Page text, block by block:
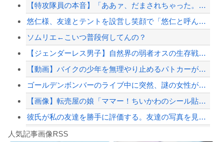
【画像】元暴走族のヤンキー女子高生が「可愛すぎるｗｗｗｗ」ﾊﾟｼｬ!!⇒
【速報】熊本県知事「報道に強い不満・苦情が寄せられている」→TBSの報道特集がま...
【配信者】「金バエ」のSNS更新が1週間途絶え、様々な憶測が飛び交う。1週間ぶり...
【緊急速報】NYで警官が黒人男性の首を絞め、暴動第二波不可避へ
Powered by livedoor 相互RSS
【特攻隊員の本音】「ああァ、だまされちゃった。今度生れる時はアメリカへ生れるぞ」...
悠仁様、友達とテントを設営し笑顔で「悠仁と呼んで」ｗｗｗｗｗｗｗｗ
ソムリエ←こいつ普段何してんの？
【ジェンダーレス男子】自然界の弱者オスの生存戦略がこちらです‥‥
【動画】バイクの少年を無理やり止めるパトカーが怖いｗｗｗｗ
ゴールデンボンバーのライブ中に突然、謎の女性がカンペを持って、ステージ上に乱入！...
【画像】転売屋の娘「ママー！ちいかわのシール貼ったよー！」親「！！！！！！」
彼氏が私の友達を勝手に評価する。友達の写真を見せたら「この子はモテそう」「この子...
短冊は知っている
人気記事画像RSS